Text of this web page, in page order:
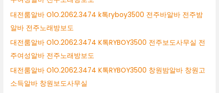
대전룸알바 O1O.2062.3474 k톡ryboy3500 전주바알바 전주밤
알바 전주노래방보도
대전룸알바 O1O.2062.3474 K톡RYBOY3500 전주보도사무실 전
주여성알바 전주노래방보도
대전룸알바 O1O.2062.3474 K톡RYBOY3500 창원밤알바 창원고
소득알바 창원보도사무실